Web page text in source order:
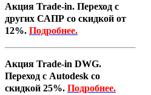
Акция Trade-in. Переход с
других САПР со скидкой от
12%. Подробнее.
Акция Trade-in DWG.
Переход с Autodesk со
скидкой 25%. Подробнее.